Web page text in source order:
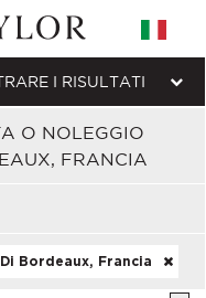
O NOLEGGIO
FRANCIA
I RISULTATI
Bordeaux, Francia